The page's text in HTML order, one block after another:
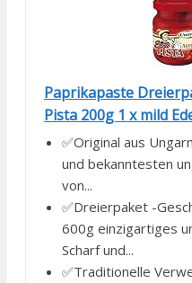
Paprikapaste
Pista 200g 1 x mild
✅Original aus
und bekanntesten
von...
✅Dreierpaket -
600g einzigartiges
Scharf und...
✅Traditionelle